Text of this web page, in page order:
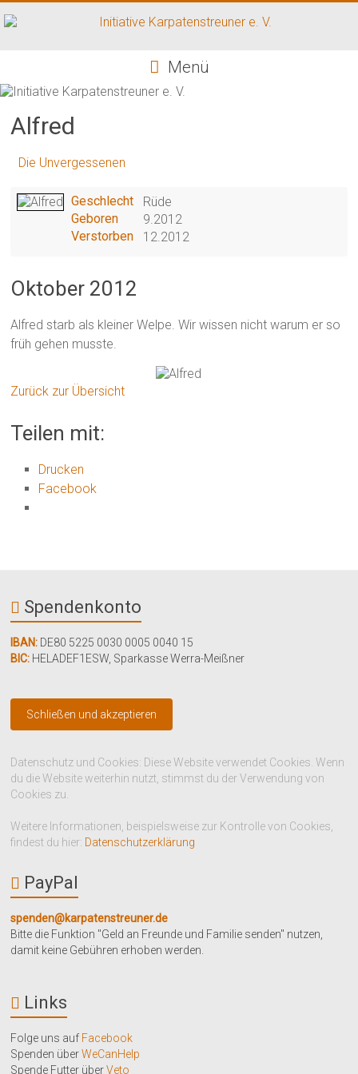
Inhalt
Karpatenstreuner
e.
V.
Hilfe
den
Menü
Alfred
Die Unvergessenen
Geschlecht
Rüde
Geboren
9.2012
Verstorben
12.2012
Oktober 2012
Alfred starb als kleiner Welpe. Wir wissen nicht warum er so
früh gehen musste.
Zurück zur Übersicht
Teilen mit:
Drucken
Facebook
Spendenkonto
IBAN: DE80 5225 0030 0005 0040 15
BIC: HELADEF1ESW Sparkasse Werra-Meißner
Datenschutz und Cookies: Diese Website verwendet Cookies. Wenn
du die Website weiterhin nutzt, stimmst du der Verwendung von
Cookies zu.
Weitere Informationen, beispielsweise zur Kontrolle von Cookies,
findest du hier: Datenschutzerklärung
PayPal
spenden@karpatenstreuner.de
Bitte die Funktion "Geld an Freunde und Familie senden" nutzen,
damit keine Gebühren erhoben werden.
Links
Folge uns auf Facebook
Spenden überWeCanHelp
Spende Futter überVeto